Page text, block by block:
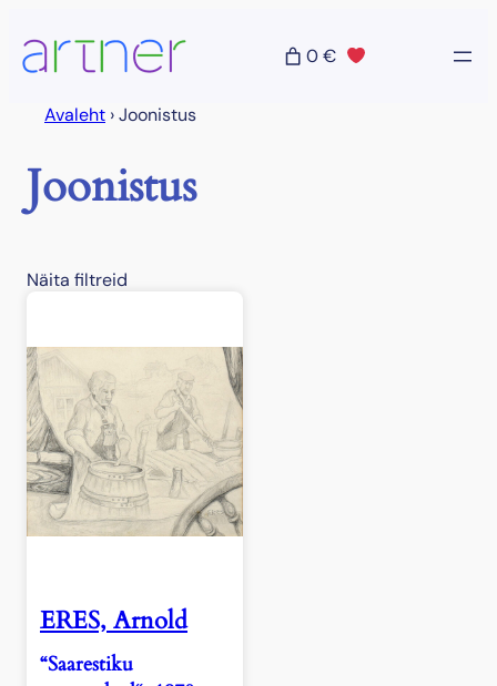
sisu
juurde
0 €
Avaleht ›Joonistus
Joonistus
Näita filtreid
ERES, Arnold
“Saarestiku